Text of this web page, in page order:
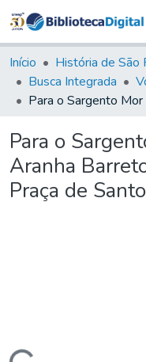
Início História de São
Busca Integrada
Para o
Aranha
Praça de